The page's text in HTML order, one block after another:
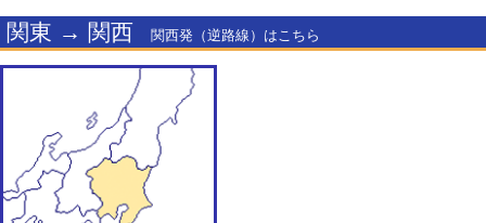
関東 → 関西 関西発（逆路線）はこちら